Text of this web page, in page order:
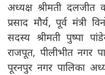
अध्यक्ष श्रीमती दलजीत
प्रसाद मौर्य, पूर्व मंत्री
सदस्य श्रीमती पुष्पा
राजपूत, पीलीभीत नगर
पूरनपुर नगर पालिका